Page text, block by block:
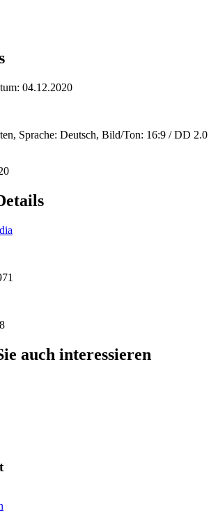
04.12.2020
Sprache: Deutsch, Bild/Ton: 16:9 / DD 2.0
auch interessieren